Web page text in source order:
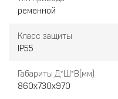
ременной
Класс защиты
IP55
Габариты Д*Ш*В(мм)
860х730х970